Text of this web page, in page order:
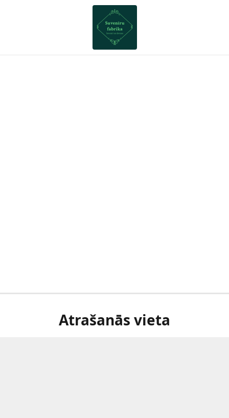
Atrašanās vieta